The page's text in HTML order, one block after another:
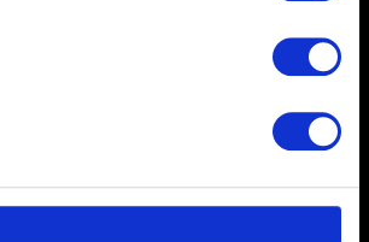
device by actively scanning it for
how your personal data is processed